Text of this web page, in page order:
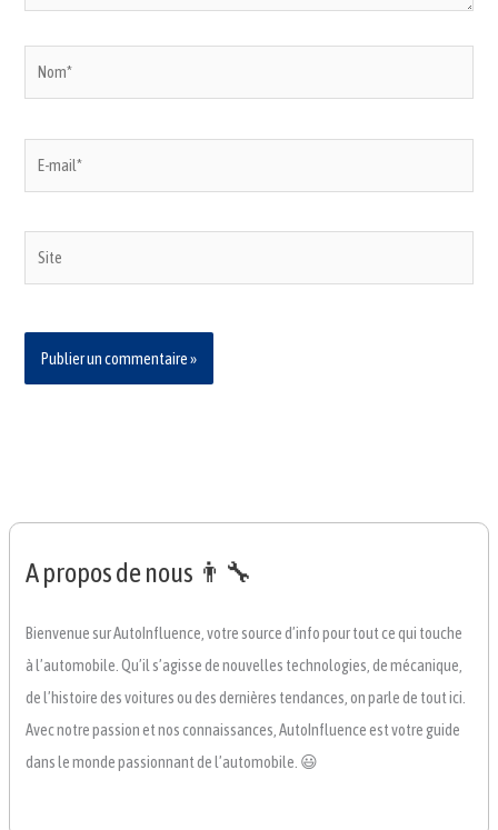
mail*
A propos de nous 👨‍🔧
Bienvenue sur AutoInfluence, votre source d’info pour tout ce qui touche
à l’automobile. Qu’il s’agisse de nouvelles technologies, de mécanique,
de l’histoire des voitures ou des dernières tendances, on parle de tout ici.
Avec notre passion et nos connaissances, AutoInfluence est votre guide
dans le monde passionnant de l’automobile. 😃